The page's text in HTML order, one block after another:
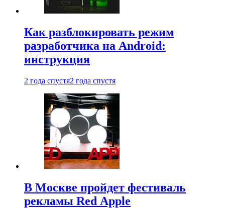
Как разблокировать режим
разработчика на Android:
инструкция
2 года спустя2 года спустя
В Москве пройдет фестиваль
рекламы Red Apple